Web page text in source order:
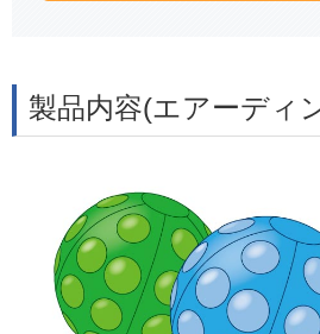
製品内容(エアーディ